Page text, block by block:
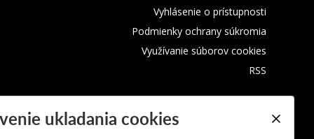
Vyhlásenie o prístupnosti
Podmienky ochrany súkromia
Využívanie súborov cookies
RSS
ukladania cookies